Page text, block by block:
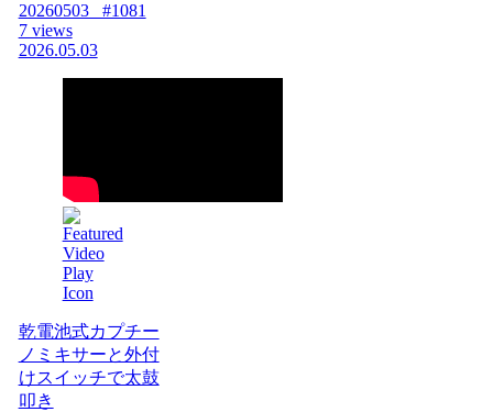
20260503_ #1081
7 views
2026.05.03
乾電池式カプチー
ノミキサーと外付
けスイッチで太鼓
叩き